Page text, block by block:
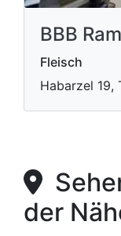
BBB
Fleisch
Habarzel 19,
der